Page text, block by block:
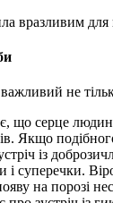
вразливим
не
що серце
Якщо
із
і суперечки.
на порозі